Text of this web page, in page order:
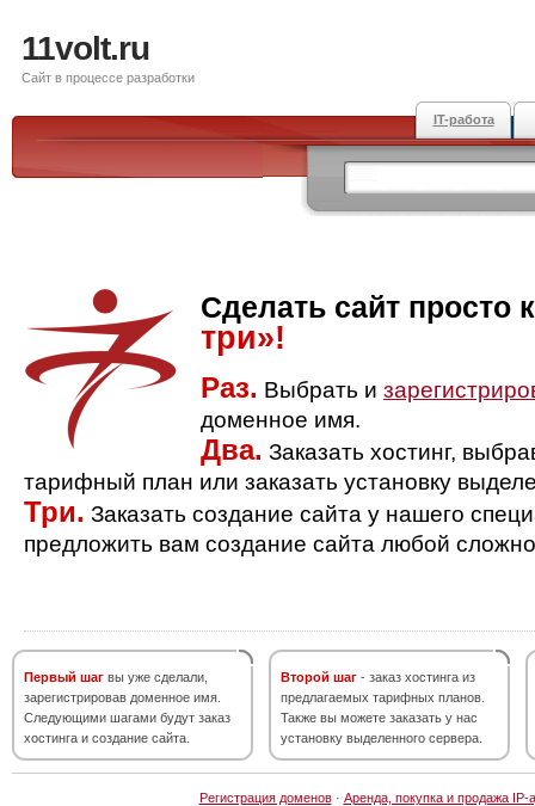
11volt.ru
Сайт в процессе разработки
IT-работа
Сделать сайт просто
три»!
Раз. Выбрать и
доменное имя.
Два. Заказать хостинг,
тарифный план или заказать установку
Три. Заказать создание сайта у нашего
предложить вам создание сайта любой
Первый шаг вы уже сделали,
зарегистрировав доменное имя.
Следующими шагами будут заказ
хостинга и создание сайта.
Второй шаг - заказ хостинга из
предлагаемых тарифных планов.
Также вы можете заказать у нас
установку выделенного сервера.
Регистрация доменов· Аренда, покупка и продажа IP-